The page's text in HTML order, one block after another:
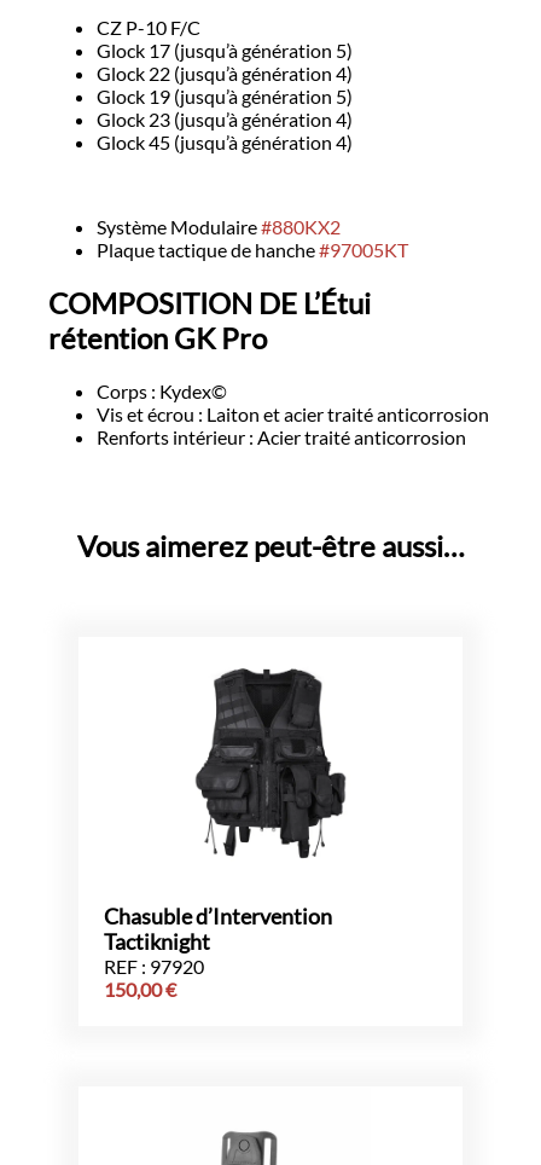
CZ P-10 F/C
Glock 17 (jusqu’à génération 5)
Glock 22 (jusqu’à génération 4)
Glock 19 (jusqu’à génération 5)
Glock 23 (jusqu’à génération 4)
Glock 45 (jusqu’à génération 4)
Système Modulaire#880KX2
Plaque tactique de hanche#97005KT
COMPOSITION DE L’Étui
rétention GK Pro
Corps : Kydex©
Vis et écrou : Laiton et acier traité anticorrosion
Renforts intérieur : Acier traité anticorrosion
Vous aimerez peut-être aussi…
Chasuble d’Intervention
Tactiknight
REF : 97920
150,00€